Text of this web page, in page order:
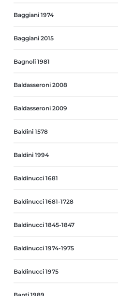
Baggiani 1974
Baggiani 2015
Bagnoli 1981
Baldasseroni 2008
Baldasseroni 2009
Baldini 1578
Baldini 1994
Baldinucci 1681
Baldinucci 1681-1728
Baldinucci 1845-1847
Baldinucci 1974-1975
Baldinucci 1975